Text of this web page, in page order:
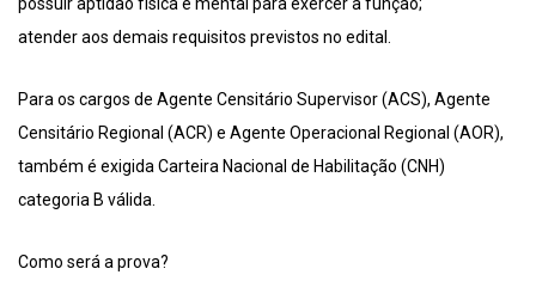
atender aos demais requisitos previstos no edital.
Para os cargos de Agente Censitário Supervisor (ACS), Agente
Censitário Regional (ACR) e Agente Operacional Regional (AOR),
também é exigida Carteira Nacional de Habilitação (CNH)
categoria B válida.
Como será a prova?